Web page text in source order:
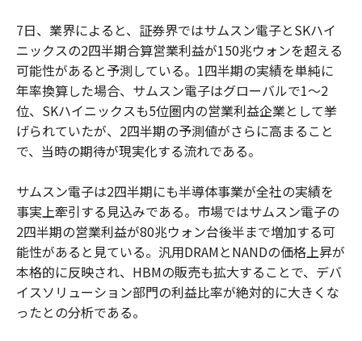
7日、業界によると、証券界ではサムスン電子とSKハイ
ニックスの2四半期合算営業利益が150兆ウォンを超える
可能性があると予測している。1四半期の実績を単純に
年率換算した場合、サムスン電子はグローバルで1〜2
位、SKハイニックスも5位圏内の営業利益企業として挙
げられていたが、2四半期の予測値がさらに高まること
で、当時の期待が現実化する流れである。
サムスン電子は2四半期にも半導体事業が全社の実績を
事実上牽引する見込みである。市場ではサムスン電子の
2四半期の営業利益が80兆ウォン台後半まで増加する可
能性があると見ている。汎用DRAMとNANDの価格上昇が
本格的に反映され、HBMの販売も拡大することで、デバ
イスソリューション部門の利益比率が絶対的に大きくな
ったとの分析である。